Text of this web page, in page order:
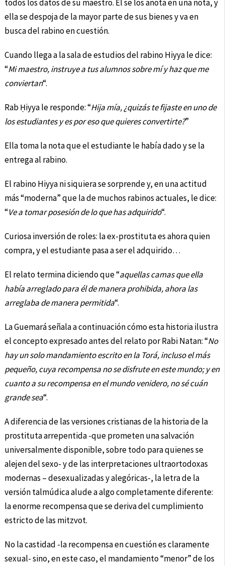
todos los datos de su maestro. Él se los anota en una nota, y
ella se despoja de la mayor parte de sus bienes y va en
busca del rabino en cuestión.
Cuando llega a la sala de estudios del rabino Hiyya le dice:
“Mi maestro, instruye a tus alumnos sobre mí y haz que me
conviertan“.
Rab Ḥiyya le responde: “Hija mía, ¿quizás te fijaste en uno de
los estudiantes y es por eso que quieres convertirte?”
Ella toma la nota que el estudiante le había dado y se la
entrega al rabino.
El rabino Hiyya ni siquiera se sorprende y, en una actitud
más “moderna” que la de muchos rabinos actuales, le dice:
“Ve a tomar posesión de lo que has adquirido“.
Curiosa inversión de roles: la ex-prostituta es ahora quien
compra, y el estudiante pasa a ser el adquirido…
El relato termina diciendo que “aquellas camas que ella
había arreglado para él de manera prohibida, ahora las
arreglaba de manera permitida“.
La Guemará señala a continuación cómo esta historia ilustra
el concepto expresado antes del relato por Rabi Natan: “No
hay un solo mandamiento escrito en la Torá, incluso el más
pequeño, cuya recompensa no se disfrute en este mundo; y en
cuanto a su recompensa en el mundo venidero, no sé cuán
grande sea“.
A diferencia de las versiones cristianas de la historia de la
prostituta arrepentida -que prometen una salvación
universalmente disponible, sobre todo para quienes se
alejen del sexo- y de las interpretaciones ultraortodoxas
modernas – desexualizadas y alegóricas-, la letra de la
versión talmúdica alude a algo completamente diferente:
la enorme recompensa que se deriva del cumplimiento
estricto de las mitzvot.
No la castidad -la recompensa en cuestión es claramente
sexual- sino, en este caso, el mandamiento “menor” de los